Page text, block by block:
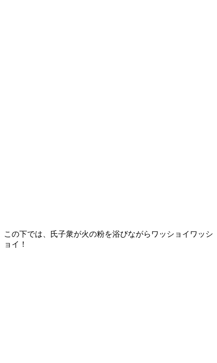
この下では、氏子衆が火の粉を浴びながらワッショイワッシ
ョイ！